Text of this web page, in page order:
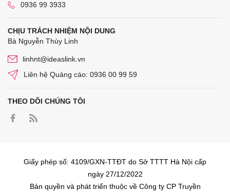
0936 99 3933
CHỊU TRÁCH NHIỆM NỘI DUNG
Bà Nguyễn Thùy Linh
linhnt@ideaslink.vn
Liên hệ Quảng cáo: 0936 00 99 59
THEO DÕI CHÚNG TÔI
Giấy phép số: 4109/GXN-TTĐT do Sở TTTT Hà Nội cấp
ngày 27/12/2022
Bản quyền và phát triển thuộc về Công ty CP Truyền